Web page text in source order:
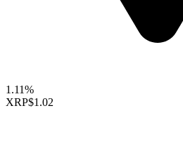
1.11%
XRP$1.02